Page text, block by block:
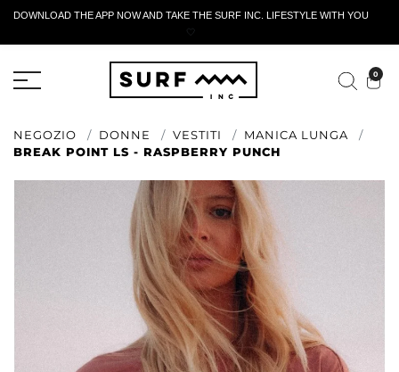
DOWNLOAD THE APP NOW AND TAKE THE SURF INC. LIFESTYLE WITH YOU
🤍
0
NEGOZIO DONNE VESTITI
MANICA LUNGA
BREAK POINT LS - RASPBERRY PUNCH
MODULO DI RESTITUZIONE ATTIVO